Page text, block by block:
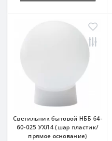
Светильник бытовой НББ 64-
60-025 УХЛ4 (шар пластик/
прямое основание)